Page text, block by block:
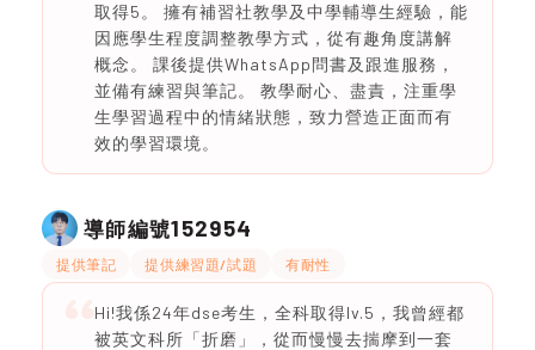
取得5。 擁有補習社教學及中學輔導生經驗，能
因應學生程度調整教學方式，從有趣角度講解
概念。 課後提供WhatsApp問書及跟進服務，
並備有練習與筆記。 教學耐心、盡責，注重學
生學習過程中的情緒狀態，致力營造正面而有
效的學習環境。
導師編號152954
提供筆記 提供練習題/試題 有耐性
Hi!我係24年dse考生，全科取得lv.5，我曾經都
被英文科所「折磨」，從而慢慢去揣摩到一套